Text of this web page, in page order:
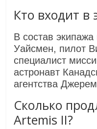
Кто входит в
В состав
Уайсмен, пилот
специалист
астронавт
агентства
Сколько
Artemis II?